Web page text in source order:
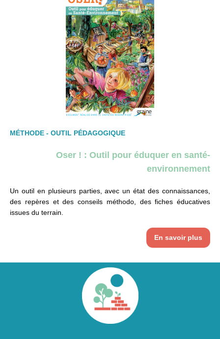
MÉTHODE - OUTIL PÉDAGOGIQUE
Oser ! : Outil pour éduquer en santé-
environnement
Un outil en plusieurs parties, avec un état des connaissances,
des repères et des conseils méthodo, des fiches éducatives
issues du terrain.
En savoir plus